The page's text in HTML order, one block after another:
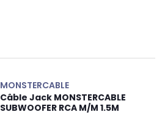
MONSTERCABLE
Câble Jack MONSTERCABLE
SUBWOOFER RCA M/M 1.5M